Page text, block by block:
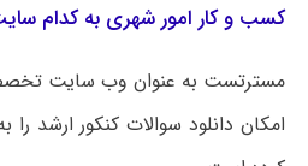
کسب و کار امور شهری به کدام
مسترتست به عنوان وب سایت
امکان دانلود سوالات کنکور ارشد را